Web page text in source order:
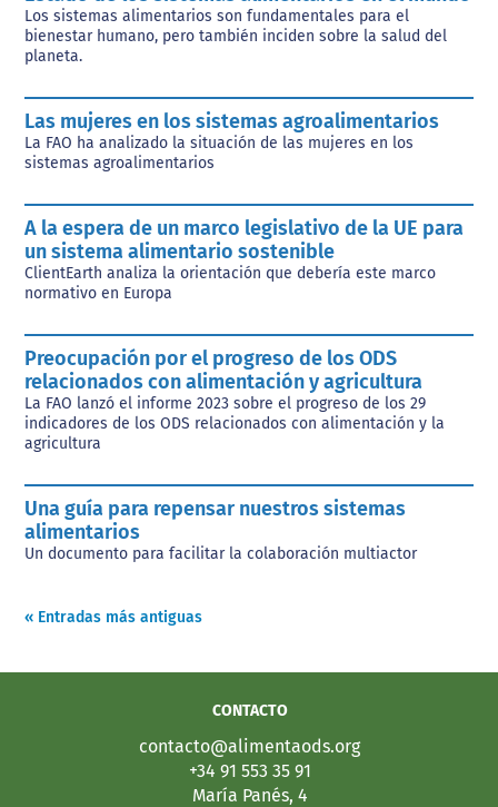
Los sistemas alimentarios son fundamentales para el
bienestar humano, pero también inciden sobre la salud del
planeta.
Las mujeres en los sistemas agroalimentarios
La FAO ha analizado la situación de las mujeres en los
sistemas agroalimentarios
A la espera de un marco legislativo de la UE para
un sistema alimentario sostenible
ClientEarth analiza la orientación que debería este marco
normativo en Europa
Preocupación por el progreso de los ODS
relacionados con alimentación y agricultura
La FAO lanzó el informe 2023 sobre el progreso de los 29
indicadores de los ODS relacionados con alimentación y la
agricultura
Una guía para repensar nuestros sistemas
alimentarios
Un documento para facilitar la colaboración multiactor
« Entradas más antiguas
CONTACTO
contacto@alimentaods.org
+34 91 553 35 91
María Panés, 4